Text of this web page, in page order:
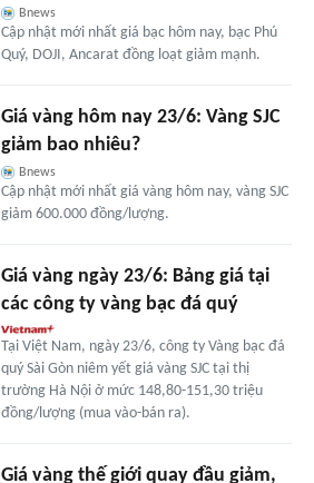
Bnews
Cập nhật mới nhất giá bạc hôm nay, bạc Phú
Quý, DOJI, Ancarat đồng loạt giảm mạnh.
Giá vàng hôm nay 23/6: Vàng SJC
giảm bao nhiêu?
Bnews
Cập nhật mới nhất giá vàng hôm nay, vàng SJC
giảm 600.000 đồng/lượng.
Giá vàng ngày 23/6: Bảng giá tại
các công ty vàng bạc đá quý
Tại Việt Nam, ngày 23/6, công ty Vàng bạc đá
quý Sài Gòn niêm yết giá vàng SJC tại thị
trường Hà Nội ở mức 148,80-151,30 triệu
đồng/lượng (mua vào-bán ra).
Giá vàng thế giới quay đầu giảm,